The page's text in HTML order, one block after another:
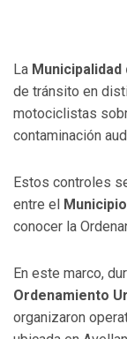
La
de tránsito en
motociclistas
contaminación
Estos controles
entre el
conocer la
En este marco,
Ordenamiento
organizaron